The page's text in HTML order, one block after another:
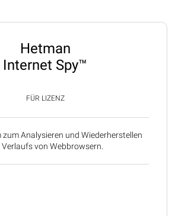
Hetman
Internet Spy™
FÜR LIZENZ
zum Analysieren und Wiederherstellen
Verlaufs von Webbrowsern.